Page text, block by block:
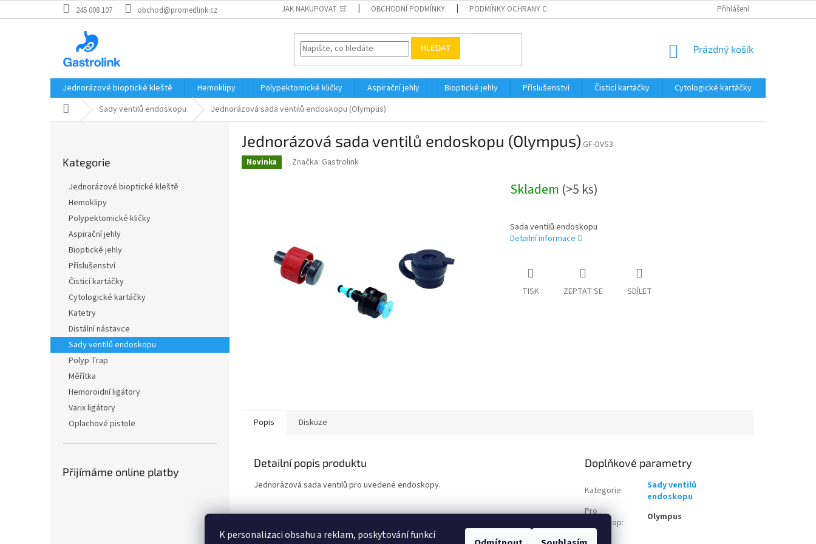
K personalizaci obsahu a reklam, poskytování funkcí
na
245 008 107 obchod@promedlink.cz JAK NAKUPOVAT 🛒 OBCHODNÍ PODMÍNKY PODMÍNKY OCHRANY OSOBNÍCH ÚDAJŮ Přihlášení
HLEDAT
NÁKUPNÍ
Prázdný košík
Jednorázové bioptické kleště Hemoklipy Polypektomické kličky Aspirační jehly Bioptické jehly Příslušenství Čisticí kartáčky Cytologické kartáčky
Domů Sady ventilů endoskopu Jednorázová sada ventilů endoskopu (Olympus)
kategorie
Kategorie
Jednorázové bioptické kleště
Hemoklipy
Polypektomické kličky
Aspirační jehly
Bioptické jehly
Příslušenství
Čisticí kartáčky
Cytologické kartáčky
Katetry
Distální nástavce
Sady ventilů endoskopu
Polyp Trap
Měřítka
Hemoroidní ligátory
Varix ligátory
Oplachové pistole
Přijímáme online platby
Jednorázová sada ventilů endoskopu (Olympus) GF-DVS3
Novinka Značka: Gastrolink
Skladem (>5 ks)
Sada ventilů endoskopu
Detailní informace
TISK ZEPTAT SE SDÍLET
Popis Diskuze
Detailní popis produktu
Jednorázová sada ventilů pro uvedené endoskopy.
Doplňkové parametry
Kategorie:
Sady ventilů
endoskopu
Pro
endoskop: Olympus